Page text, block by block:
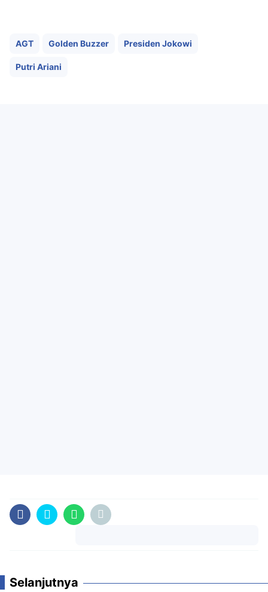
AGT Golden Buzzer Presiden Jokowi
Putri Ariani
Selanjutnya